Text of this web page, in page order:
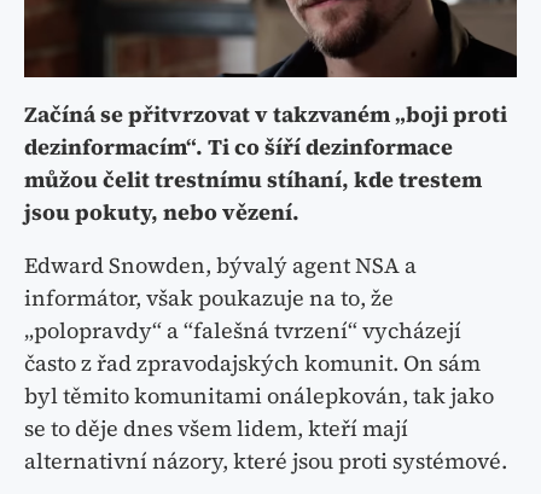
Začíná se přitvrzovat v takzvaném „boji proti
dezinformacím“. Ti co šíří dezinformace
můžou čelit trestnímu stíhaní, kde trestem
jsou pokuty, nebo vězení.
Edward Snowden, bývalý agent NSA a
informátor, však poukazuje na to, že
„polopravdy“ a “falešná tvrzení“ vycházejí
často z řad zpravodajských komunit. On sám
byl těmito komunitami onálepkován, tak jako
se to děje dnes všem lidem, kteří mají
alternativní názory, které jsou proti systémové.